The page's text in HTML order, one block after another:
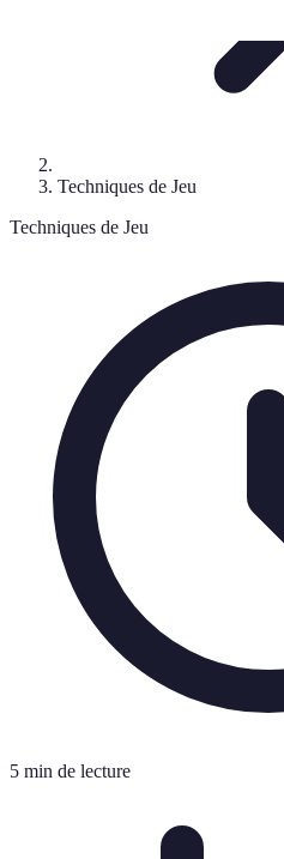
Techniques de Jeu
Techniques de Jeu
5 min de lecture